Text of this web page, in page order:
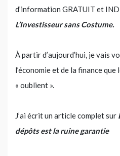
d’information GRATUIT et
L’Investisseur sans Costume.
À partir d’aujourd’hui, je vais
l’économie et de la finance
« oublient ».
J’ai écrit un article complet sur
dépôts est la ruine garantie